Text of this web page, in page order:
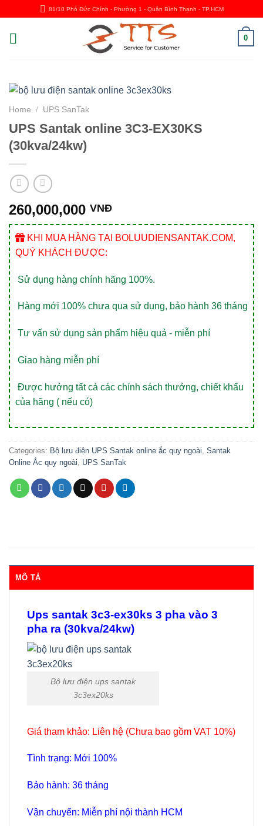
content
81/10 Phó Đức Chính - Phường 1 - Quận Bình Thạnh - TP.HCM
0
Home / UPS SanTak
UPS Santak online 3C3-EX30KS
(30kva/24kw)
260,000,000 VNĐ
KHI MUA HÀNG TẠI BOLUUDIENSANTAK.COM,
QUÝ KHÁCH ĐƯỢC:
Sử dụng hàng chính hãng 100%.
Hàng mới 100% chưa qua sử dụng, bảo hành 36 tháng
Tư vấn sử dụng sản phẩm hiệu quả - miễn phí
Giao hàng miễn phí
Được hưởng tất cả các chính sách thưởng, chiết khấu
của hãng ( nếu có)
Categories: Bộ lưu điện UPS Santak online ắc quy ngoài Santak
Online Ắc quy ngoài
UPS SanTak
MÔ TẢ
Ups santak 3c3-ex30ks 3 pha vào 3
pha ra (30kva/24kw)
Bộ lưu điện ups santak
3c3ex20ks
Giá tham khảo: Liên hệ (Chưa bao gồm VAT 10%)
Tình trạng: Mới 100%
Bảo hành: 36 tháng
Vận chuyển: Miễn phí nội thành HCM